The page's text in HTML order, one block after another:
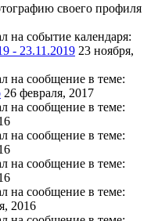
своего профиля
на событие календаря:
- 23.11.2019 23 ноября,
на сообщение в теме:
26 февраля, 2017
на сообщение в теме:
на сообщение в теме:
на сообщение в теме:
на сообщение в теме:
2016